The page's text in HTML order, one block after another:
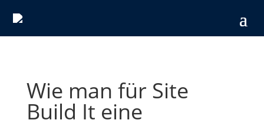
Wie man für Site
Build It eine